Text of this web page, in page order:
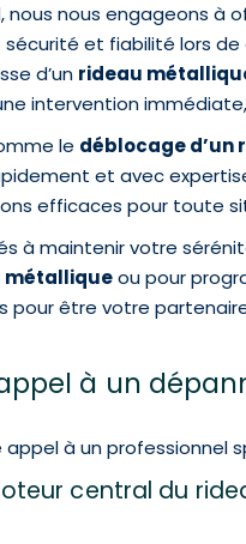
nous nous engageons à
sécurité et fiabilité lors
d’un rideau
intervention
le déblocage d’un
et avec
efficaces pour toute
à maintenir votre
métalliqueou pour
pour être votre
à un
à un professionnel
central du